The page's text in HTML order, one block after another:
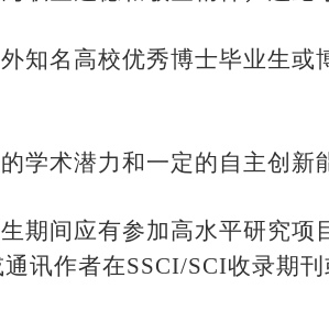
知名高校优秀博士毕业生或
学术潜力和一定的自主创新
期间应有参加高水平研究
讯作者在SSCI/SCI收录期刊